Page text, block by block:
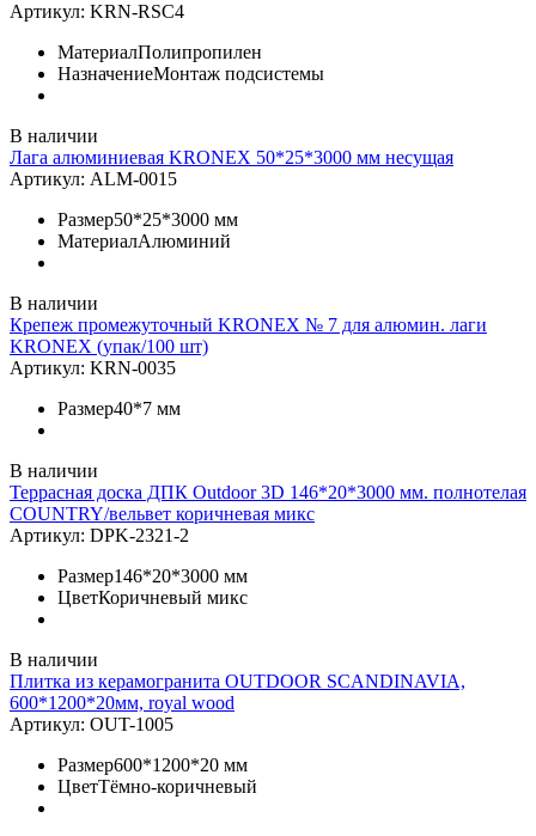
Артикул: KRN-RSC4
МатериалПолипропилен
НазначениеМонтаж подсистемы
В наличии
Лага алюминиевая KRONEX 50*25*3000 мм несущая
Артикул: ALM-0015
Размер50*25*3000 мм
МатериалАлюминий
В наличии
Крепеж промежуточный KRONEX № 7 для алюмин. лаги
KRONEX (упак/100 шт)
Артикул: KRN-0035
Размер40*7 мм
В наличии
Террасная доска ДПК Outdoor 3D 146*20*3000 мм. полнотелая
COUNTRY/вельвет коричневая микс
Артикул: DPK-2321-2
Размер146*20*3000 мм
ЦветКоричневый микс
В наличии
Плитка из керамогранита OUTDOOR SCANDINAVIA,
600*1200*20мм, royal wood
Артикул: OUT-1005
Размер600*1200*20 мм
ЦветТёмно-коричневый